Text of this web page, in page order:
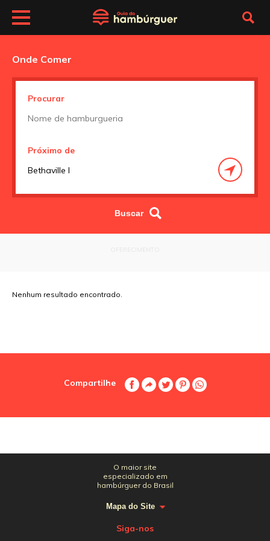
Onde Comer
Procurar
Próximo de
Nenhum resultado encontrado.
Compartilhe
O maior site
especializado em
hambúrguer do Brasil
Mapa do Site
Siga-nos